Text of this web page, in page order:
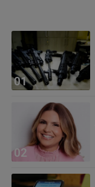
01
02